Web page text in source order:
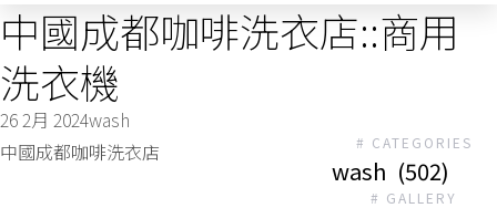
中國成都咖啡洗衣店::商用
洗衣機
26 2月 2024wash
中國成都咖啡洗衣店
# CATEGORIES
wash (502)
# GALLERY